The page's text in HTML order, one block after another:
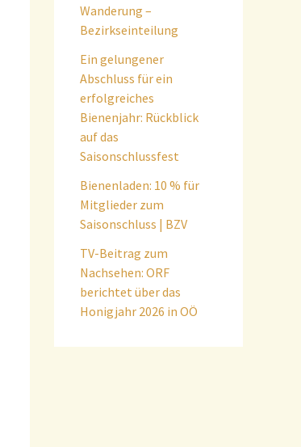
Wanderung –
Bezirkseinteilung
Ein gelungener
Abschluss für ein
erfolgreiches
Bienenjahr: Rückblick
auf das
Saisonschlussfest
Bienenladen: 10 % für
Mitglieder zum
Saisonschluss | BZV
TV-Beitrag zum
Nachsehen: ORF
berichtet über das
Honigjahr 2026 in OÖ